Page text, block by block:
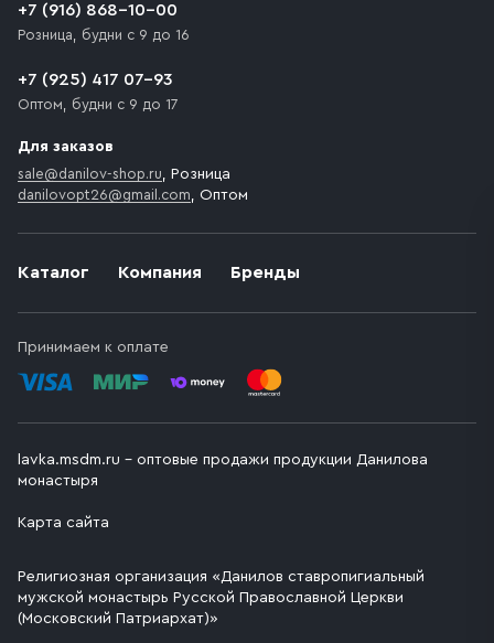
Каталог Компания Бренды
Принимаем к оплате
+7 (916) 868-10-00
Розница, будни с 9 до 16
+7 (925) 417 07-93
Оптом, будни с 9 до 17
Для заказов
sale@danilov-shop.ru, Розница
danilovopt26@gmail.com, Оптом
lavka.msdm.ru – оптовые продажи продукции Данилова
монастыря
Карта сайта
Религиозная организация «Данилов ставропигиальный
мужской монастырь Русской Православной Церкви
(Московский Патриархат)»